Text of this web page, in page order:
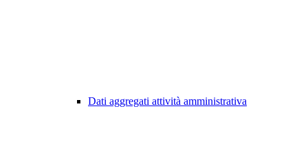
Dati aggregati attività amministrativa